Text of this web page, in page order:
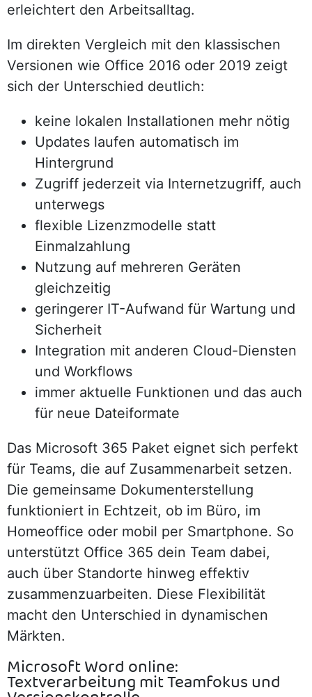
erleichtert den Arbeitsalltag.
Im direkten Vergleich mit den klassischen
Versionen wie Office 2016 oder 2019 zeigt
sich der Unterschied deutlich:
keine lokalen Installationen mehr nötig
Updates laufen automatisch im
Hintergrund
Zugriff jederzeit via Internetzugriff, auch
unterwegs
flexible Lizenzmodelle statt
Einmalzahlung
Nutzung auf mehreren Geräten
gleichzeitig
geringerer IT-Aufwand für Wartung und
Sicherheit
Integration mit anderen Cloud-Diensten
und Workflows
immer aktuelle Funktionen und das auch
für neue Dateiformate
Das Microsoft 365 Paket eignet sich perfekt
für Teams, die auf Zusammenarbeit setzen.
Die gemeinsame Dokumenterstellung
funktioniert in Echtzeit, ob im Büro, im
Homeoffice oder mobil per Smartphone. So
unterstützt Office 365 dein Team dabei,
auch über Standorte hinweg effektiv
zusammenzuarbeiten. Diese Flexibilität
macht den Unterschied in dynamischen
Märkten.
Microsoft Word online:
Textverarbeitung mit Teamfokus und